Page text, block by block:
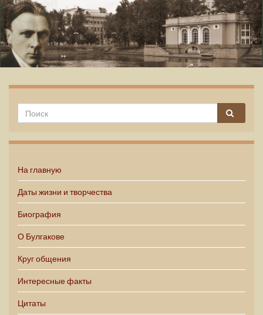
На главную
Даты жизни и творчества
Биография
О Булгакове
Круг общения
Интересные факты
Цитаты